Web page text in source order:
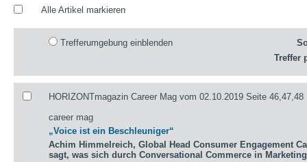
Alle Artikel markieren
Trefferumgebung einblenden
Treffer
HORIZONTmagazin Career Mag vom 02.10.2019 Seite 46,47,48
career mag
„Voice ist ein Beschleuniger“
Achim Himmelreich, Global Head Consumer Engagement
sagt, was sich durch Conversational Commerce in